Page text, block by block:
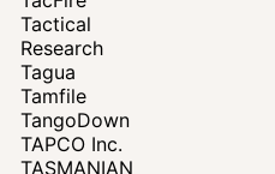
Tactical
Research
Tagua
Tamfile
TangoDown
TAPCO Inc.
TASMANIAN